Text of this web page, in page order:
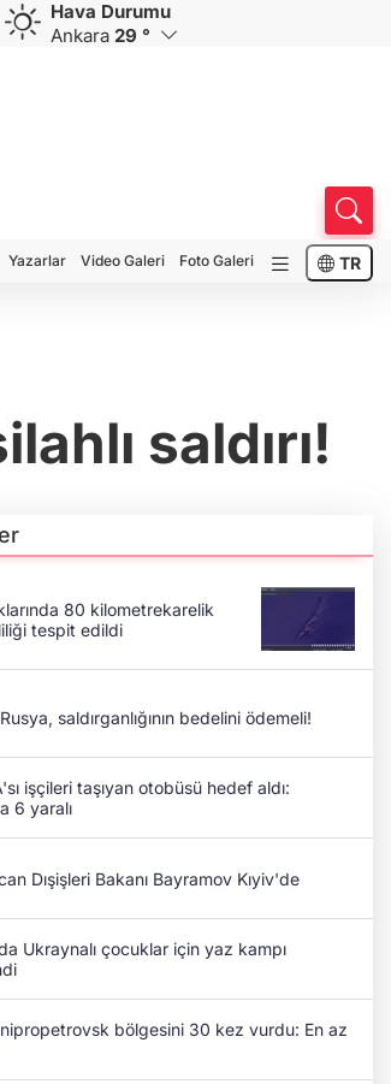
CHF
58,8584
CAD
33,9615
Hava Durumu
Ankara 29 °
Yazarlar Video Galeri Foto Galeri TR
saldırı!
80 kilometrekarelik
tespit edildi
saldırganlığının bedelini ödemeli!
işçileri taşıyan otobüsü hedef aldı:
6 yaralı
Dışişleri Bakanı Bayramov Kıyiv'de
Ukraynalı çocuklar için yaz kampı
bölgesini 30 kez vurdu: En az